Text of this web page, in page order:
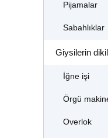
Pijamalar
Sabahlıklar
Giysilerin
İğne işi
Örgü
Overlok